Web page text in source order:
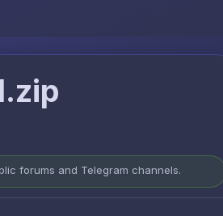
forums and Telegram channels.